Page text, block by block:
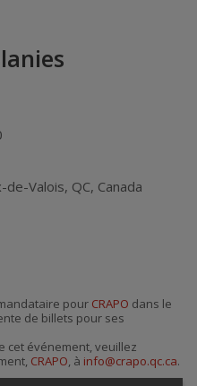
de-Valois, QC, Canada
pour CRAPO dans le
de billets pour ses
cet événement, veuillez
CRAPO, à info@crapo.qc.ca.